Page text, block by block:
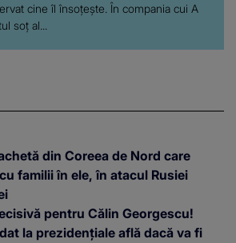
cine îl însoțește. În compania cui A
soț al...
din Coreea de Nord care
familii în ele, în atacul Rusiei
pentru Călin Georgescu!
la prezidențiale află dacă va fi